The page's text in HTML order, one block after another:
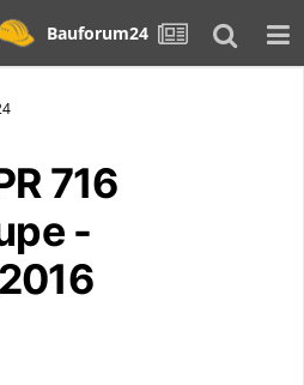
Bauforum24
716
-